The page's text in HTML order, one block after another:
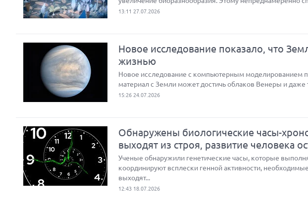
13:11 27.07.2026
Новое исследование показало, что
жизнью
Новое исследование с компьютерным моделированием
материал с Земли может достичь облаков Венеры и даже
15:26 24.07.2026
Обнаружены биологические часы-
выходят из строя, развитие человека
Ученые обнаружили генетические часы, которые
координируют всплески генной активности,
выходят...
12:43 18.07.2026